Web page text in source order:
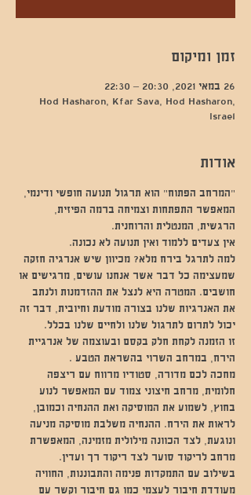
זמן ומיקום
26 במאי 2021, 20:30 – 22:30
Hod Hasharon, Kfar Sava, Hod Hasharon,
Israel
אודות
״המרחב הפתוח״ הוא תרגול תנועה חופשי ודינמי,
המאפשר התפתחות וצמיחה ברמה הפיזית,
הרגשית, המנטלית והרוחנית.
אין צעדים ללמוד ואין תנועה לא נכונה.
למה לתרגל בירח מלא? מכיוון שיש אנרגיה חזקה
שמעצימה כל דבר אשר אנחנו עושים, מרגישים או
חושבים. המטרה היא לנצל את ההזדמנות ולנתב
את האנרגיות שלנו בצורה מודעת וחיובית, דבר זה
יכול לתרום לתרגול שלנו ולחיים שלנו בכלל.
זו הזמנה לקחת חלק בקסם ובעוצמה של אנרגיית
הירח, במרחב השרוי בהשראת הטבע .
מחכה לכם מדורה, סטודיו מרווח עם ריצפה
חלומית, מרחב חיצוני צמוד עם המאפשר לנוע
בחוץ, לשמוע את המוסיקה ואת ההנחיה וכמובן,
לראות את הירח. ההנחיה משלבת מוסיקה מניעה
ונוגעת, לצד הכוונה מילולית מזמינה, המאפשרת
מרחב לריקוד סוער לצד ריקוד רך ועדין.
בשילוב עם התמקדות פנימה והתבוננות, החוויה
מעודדת חיבור לעצמי כמו גם חיבור וקשר עם